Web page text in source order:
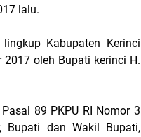
lalu.
Kabupaten Kerinci
oleh Bupati kerinci H.
89 PKPU RI Nomor 3
Bupati dan Wakil Bupati,